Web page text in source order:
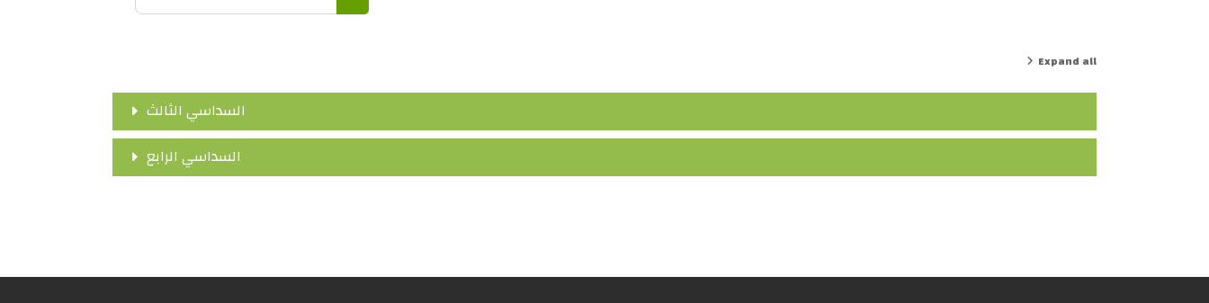
Search courses
Expand all
السداسي الثالث
السداسي الرابع